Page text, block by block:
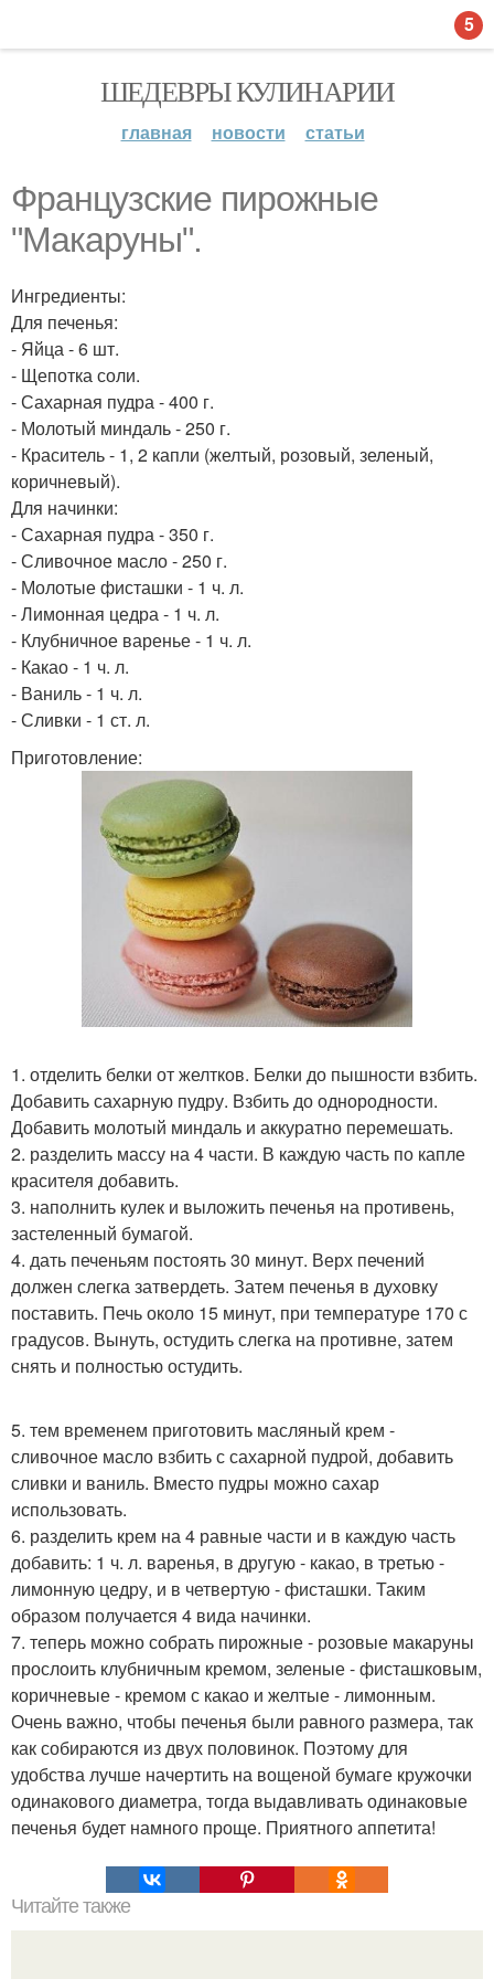
ШЕДЕВРЫ КУЛИНАРИИ
главная новости статьи
Французские пирожные
"Макаруны".
Ингредиенты:
Для печенья:
- Яйца - 6 шт.
- Щепотка соли.
- Сахарная пудра - 400 г.
- Молотый миндаль - 250 г.
- Краситель - 1, 2 капли (желтый, розовый, зеленый,
коричневый).
Для начинки:
- Сахарная пудра - 350 г.
- Сливочное масло - 250 г.
- Молотые фисташки - 1 ч. л.
- Лимонная цедра - 1 ч. л.
- Клубничное варенье - 1 ч. л.
- Какао - 1 ч. л.
- Ваниль - 1 ч. л.
- Сливки - 1 ст. л.
Приготовление:
1. отделить белки от желтков. Белки до пышности взбить.
Добавить сахарную пудру. Взбить до однородности.
Добавить молотый миндаль и аккуратно перемешать.
2. разделить массу на 4 части. В каждую часть по капле
красителя добавить.
3. наполнить кулек и выложить печенья на противень,
застеленный бумагой.
4. дать печеньям постоять 30 минут. Верх печений
должен слегка затвердеть. Затем печенья в духовку
поставить. Печь около 15 минут, при температуре 170 с
градусов. Вынуть, остудить слегка на противне, затем
снять и полностью остудить.
5. тем временем приготовить масляный крем -
сливочное масло взбить с сахарной пудрой, добавить
сливки и ваниль. Вместо пудры можно сахар
использовать.
6. разделить крем на 4 равные части и в каждую часть
добавить: 1 ч. л. варенья, в другую - какао, в третью -
лимонную цедру, и в четвертую - фисташки. Таким
образом получается 4 вида начинки.
7. теперь можно собрать пирожные - розовые макаруны
прослоить клубничным кремом, зеленые - фисташковым,
коричневые - кремом с какао и желтые - лимонным.
Очень важно, чтобы печенья были равного размера, так
как собираются из двух половинок. Поэтому для
удобства лучше начертить на вощеной бумаге кружочки
одинакового диаметра, тогда выдавливать одинаковые
печенья будет намного проще. Приятного аппетита!
Читайте также
5